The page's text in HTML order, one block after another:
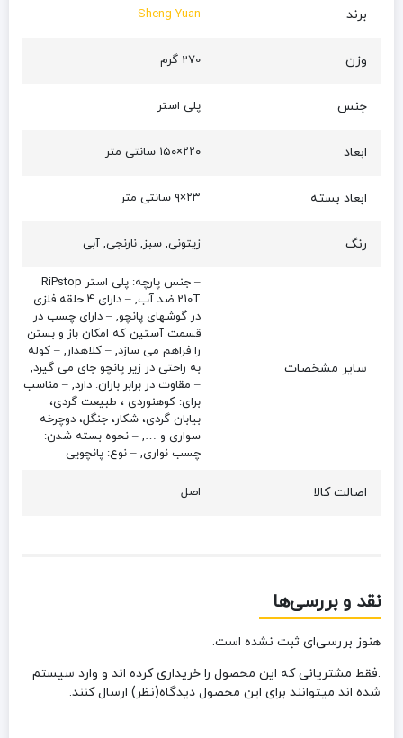
برند Sheng Yuan
وزن 270 گرم
جنس پلی استر
ابعاد ۲۲۰×۱۵۰ سانتی متر
ابعاد بسته ۲۳×۹ سانتی متر
رنگ زیتونی, سبز, نارنجی, آبی
سایر مشخصات
– جنس پارچه: پلی استر RiPstop
210T ضد آب, – دارای 4 حلقه فلزی
در گوشهای پانچو, – دارای چسب در
قسمت آستین که امکان باز و بستن
را فراهم می سازد, – کلاهدار, – کوله
به راحتی در زیر پانچو جای می گیرد,
– مقاوت در برابر باران: دارد, – مناسب
برای: کوهنوردی ، طبیعت گردی،
بیابان گردی، شکار، جنگل، دوچرخه
سواری و …, – نحوه بسته شدن:
چسب نواری, – نوع: پانچویی
اصالت کالا اصل
نقد و بررسی‌ها
هنوز بررسی‌ای ثبت نشده است.
.فقط مشتریانی که این محصول را خریداری کرده اند و وارد سیستم
شده اند میتوانند برای این محصول دیدگاه(نظر) ارسال کنند.